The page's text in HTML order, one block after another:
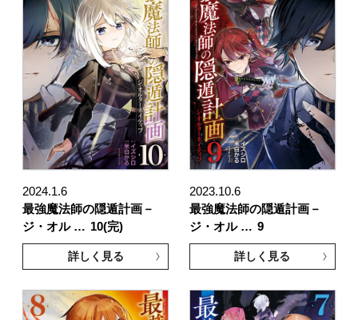
2024.1.6
最強魔法師の隠遁計画－
ジ・オル … 10(完)
詳しく見る
2023.10.6
最強魔法師の隠遁計画－
ジ・オル … 9
詳しく見る